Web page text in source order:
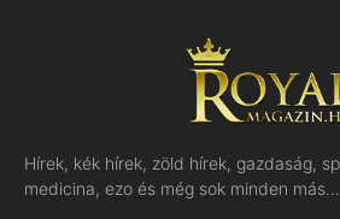
Hírek, kék hírek, zöld hírek, gazdaság,
medicina, ezo és még sok minden más…